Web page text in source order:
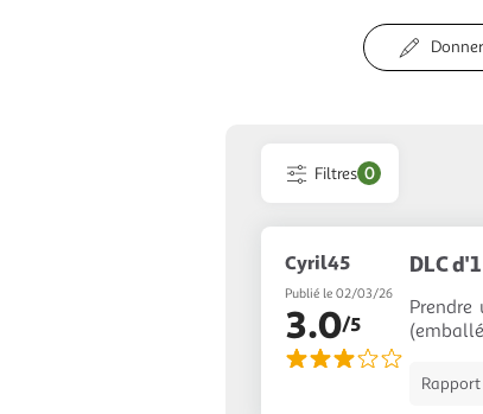
Filtres 0
Cyril45
Publié le 02/03/26
3.0/5
DLC